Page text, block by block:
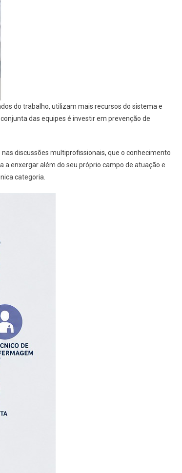
do trabalho, utilizam mais recursos do sistema e
das equipes é investir em prevenção de
discussões multiprofissionais, que o conhecimento
enxergar além do seu próprio campo de atuação e
categoria.